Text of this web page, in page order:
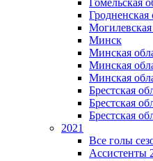
Гомельская
Гродненская
Могилевская
Минск
Mинская
Минская
Минская
Брестская
Брестская
Брестская
2021
Все голы
Ассистенты